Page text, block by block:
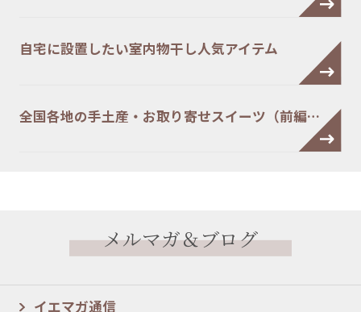
自宅に設置したい室内物干し人気アイテム
全国各地の手土産・お取り寄せスイーツ（前編…
メルマガ＆ブログ
イエマガ通信